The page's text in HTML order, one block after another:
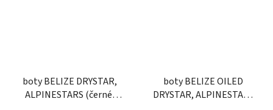
boty BELIZE DRYSTAR,
ALPINESTARS (černé)
boty BELIZE OILED
DRYSTAR, ALPINESTARS